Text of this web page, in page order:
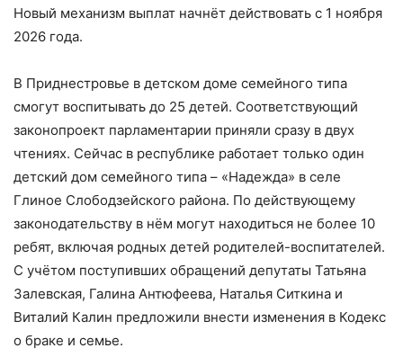
Новый механизм выплат начнёт действовать с 1 ноября
2026 года.
В Приднестровье в детском доме семейного типа
смогут воспитывать до 25 детей. Соответствующий
законопроект парламентарии приняли сразу в двух
чтениях. Сейчас в республике работает только один
детский дом семейного типа – «Надежда» в селе
Глиное Слободзейского района. По действующему
законодательству в нём могут находиться не более 10
ребят, включая родных детей родителей-воспитателей.
С учётом поступивших обращений депутаты Татьяна
Залевская, Галина Антюфеева, Наталья Ситкина и
Виталий Калин предложили внести изменения в Кодекс
о браке и семье.